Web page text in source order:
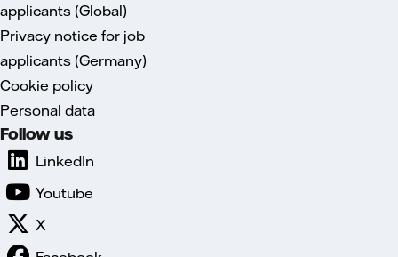
applicants (Global)
Privacy notice for job
applicants (Germany)
Cookie policy
Personal data
Follow us
LinkedIn
Youtube
X